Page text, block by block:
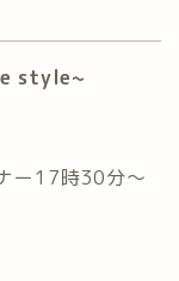
style~
ー17時30分〜